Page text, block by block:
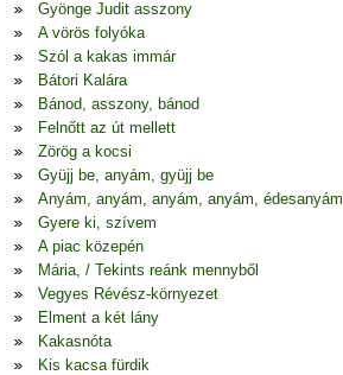
Gyönge Judit asszony
A vörös folyóka
Szól a kakas immár
Bátori Kalára
Bánod, asszony, bánod
Felnőtt az út mellett
Zörög a kocsi
Gyüjj be, anyám, gyüjj be
Anyám, anyám, anyám, anyám, édesanyám
Gyere ki, szívem
A piac közepén
Mária, / Tekints reánk mennyből
Vegyes Révész-környezet
Elment a két lány
Kakasnóta
Kis kacsa fürdik